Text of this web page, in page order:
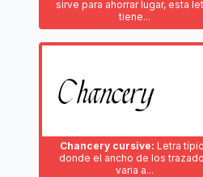
sirve para ahorrar lugar, esta
tiene...
Chancery cursive: Letra
donde el ancho de los
varia a...